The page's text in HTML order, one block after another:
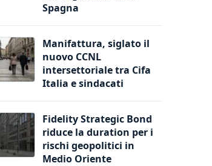
Spagna
Manifattura, siglato il
nuovo CCNL
intersettoriale tra Cifa
Italia e sindacati
Fidelity Strategic Bond
riduce la duration per i
rischi geopolitici in
Medio Oriente